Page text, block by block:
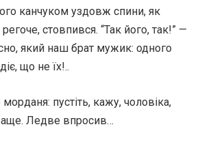
канчуком уздовж спини, як
стовпився. “Так його, так!” —
який наш брат мужик: одного
що не їх!..
пустіть, кажу, чоловіка,
Ледве впросив…